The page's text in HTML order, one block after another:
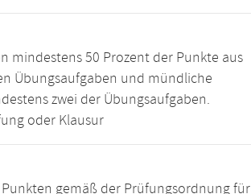
mindestens 50 Prozent der Punkte aus
Übungsaufgaben und mündliche
zwei der Übungsaufgaben.
oder Klausur
gemäß der Prüfungsordnung für